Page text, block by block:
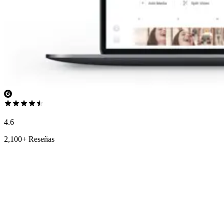
4.6
2,100+ Reseñas